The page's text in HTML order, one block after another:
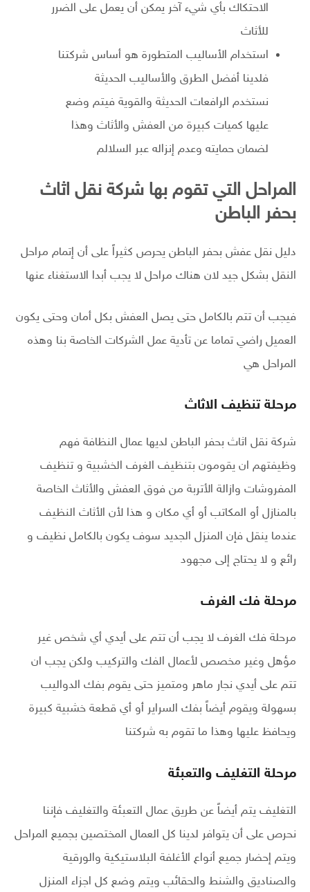
الاحتكاك بأي شيء آخر يمكن أن يعمل على الضرر
للأثاث
استخدام الأساليب المتطورة هو أساس شركتنا
فلدينا أفضل الطرق والأساليب الحديثة
نستخدم الرافعات الحديثة والقوية فيتم وضع
عليها كميات كبيرة من العفش والأثاث وهذا
لضمان حمايته وعدم إنزاله عبر السلالم
المراحل التي تقوم بها شركة نقل اثاث
بحفر الباطن
دليل نقل عفش بحفر الباطن يحرص كثيراً على أن إتمام مراحل
النقل بشكل جيد لان هناك مراحل لا يجب أبدا الاستغناء عنها
فيجب أن تتم بالكامل حتى يصل العفش بكل أمان وحتى يكون
العميل راضي تماما عن تأدية عمل الشركات الخاصة بنا وهذه
المراحل هي
مرحلة تنظيف الاثاث
شركة نقل اثاث بحفر الباطن لديها عمال النظافة فهم
وظيفتهم ان يقومون بتنظيف الغرف الخشبية و تنظيف
المفروشات وازالة الأتربة من فوق العفش والأثاث الخاصة
بالمنازل أو المكاتب أو أي مكان و هذا لأن الأثاث النظيف
عندما ينقل فإن المنزل الجديد سوف يكون بالكامل نظيف و
رائع و لا يحتاج إلى مجهود
مرحلة فك الغرف
مرحلة فك الغرف لا يجب أن تتم على أيدي أي شخص غير
مؤهل وغير مخصص لأعمال الفك والتركيب ولكن يجب ان
تتم على أيدي نجار ماهر ومتميز حتى يقوم بفك الدواليب
بسهولة ويقوم أيضاً بفك السراير أو أي قطعة خشبية كبيرة
ويحافظ عليها وهذا ما تقوم به شركتنا
مرحلة التغليف والتعبئة
التغليف يتم أيضاً عن طريق عمال التعبئة والتغليف فإننا
نحرص على أن يتوافر لدينا كل العمال المختصين بجميع المراحل
ويتم إحضار جميع أنواع الأغلفة البلاستيكية والورقية
والصناديق والشنط والحقائب ويتم وضع كل اجزاء المنزل